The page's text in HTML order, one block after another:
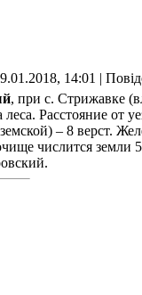
14:01 |
, при с. Стрижавке
леса. Расстояние от
– 8 верст.
числится земли